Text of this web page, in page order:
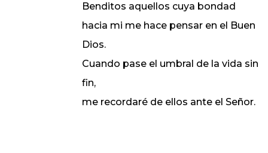
Benditos aquellos cuya bondad
hacia mi me hace pensar en el Buen
Dios.
Cuando pase el umbral de la vida sin
fin,
me recordaré de ellos ante el Señor.